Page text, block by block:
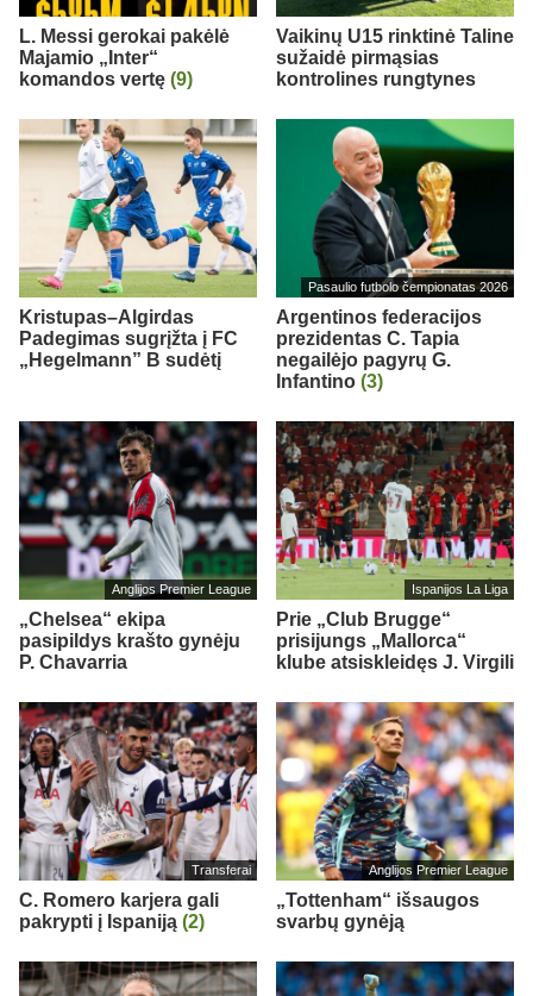
L. Messi gerokai pakėlė
Majamio „Inter“
komandos vertę (9)
Vaikinų U15 rinktinė Taline
sužaidė pirmąsias
kontrolines rungtynes
Kristupas–Algirdas
Padegimas sugrįžta į FC
„Hegelmann” B sudėtį
Pasaulio futbolo čempionatas 2026
Argentinos federacijos
prezidentas C. Tapia
negailėjo pagyrų G.
Infantino (3)
Anglijos Premier League
„Chelsea“ ekipa
pasipildys krašto gynėju
P. Chavarria
Ispanijos La Liga
Prie „Club Brugge“
prisijungs „Mallorca“
klube atsiskleidęs J. Virgili
Transferai
C. Romero karjera gali
pakrypti į Ispaniją (2)
Anglijos Premier League
„Tottenham“ išsaugos
svarbų gynėją